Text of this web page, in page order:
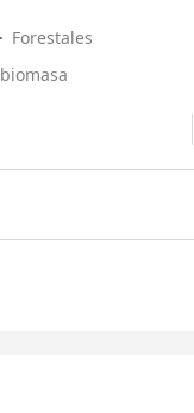
Forestales
biomasa